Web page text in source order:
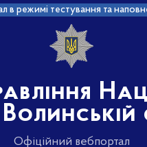
в режимі тестування та
Волинській
Офіційний вебпортал